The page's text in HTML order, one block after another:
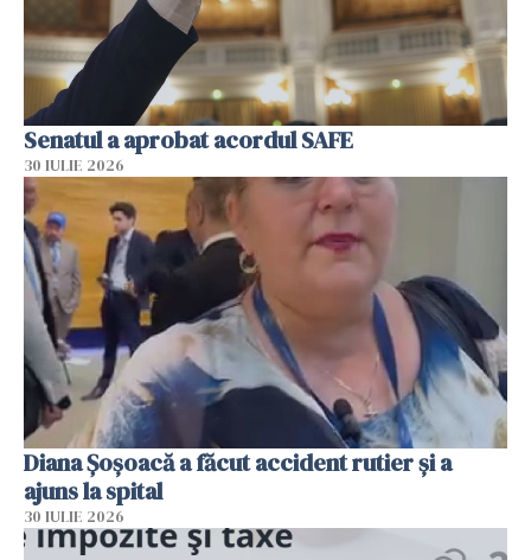
Senatul a aprobat acordul SAFE
30 IULIE 2026
Diana Șoșoacă a făcut accident rutier și a
ajuns la spital
30 IULIE 2026